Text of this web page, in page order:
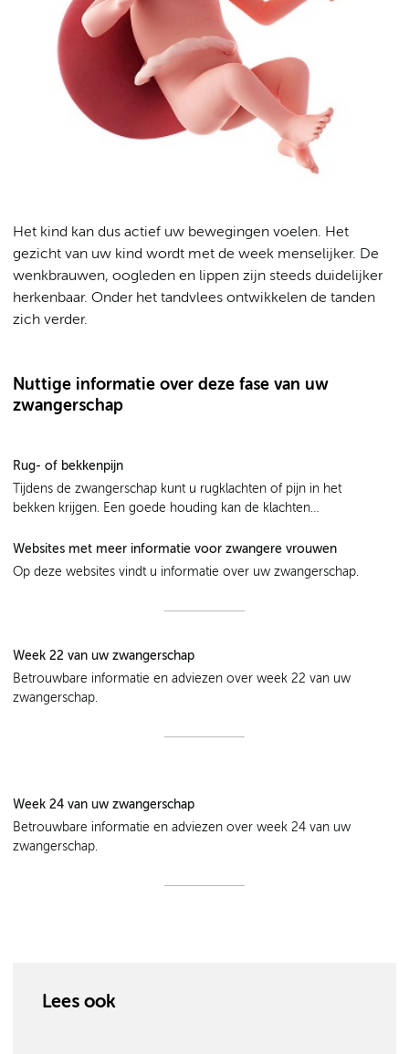
Het kind kan dus actief uw bewegingen voelen. Het
gezicht van uw kind wordt met de week menselijker. De
wenkbrauwen, oogleden en lippen zijn steeds duidelijker
herkenbaar. Onder het tandvlees ontwikkelen de tanden
zich verder.
Nuttige informatie over deze fase van uw
zwangerschap
Rug- of bekkenpijn
Tijdens de zwangerschap kunt u rugklachten of pijn in het
bekken krijgen. Een goede houding kan de klachten
Websites met meer informatie voor zwangere vrouwen
Op deze websites vindt u informatie over uw zwangerschap.
Week 22 van uw zwangerschap
Betrouwbare informatie en adviezen over week 22 van uw
zwangerschap.
Week 24 van uw zwangerschap
Betrouwbare informatie en adviezen over week 24 van uw
zwangerschap.
Lees ook